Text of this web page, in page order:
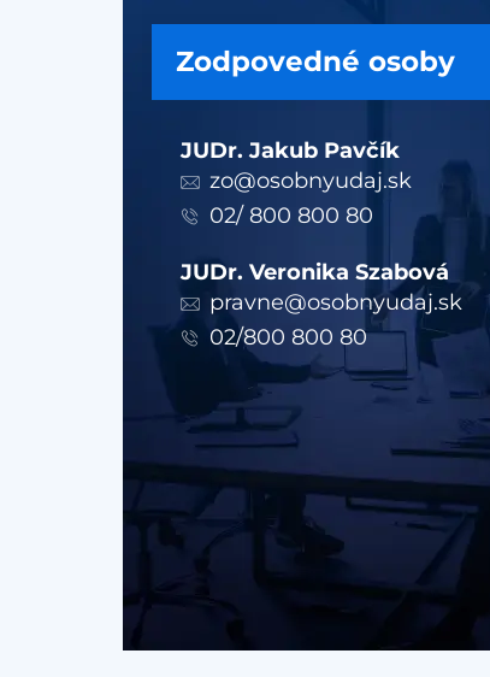
Zodpovedné osoby
JUDr. Jakub Pavčík
zo@osobnyudaj.sk
02/ 800 800 80
JUDr. Veronika Szabová
pravne@osobnyudaj.sk
02/800 800 80